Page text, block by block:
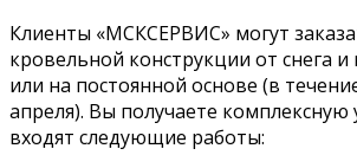
Клиенты «МСКСЕРВИС» могут
кровельной конструкции от снега
или на постоянной основе (в
апреля). Вы получаете комплексную
входят следующие работы: